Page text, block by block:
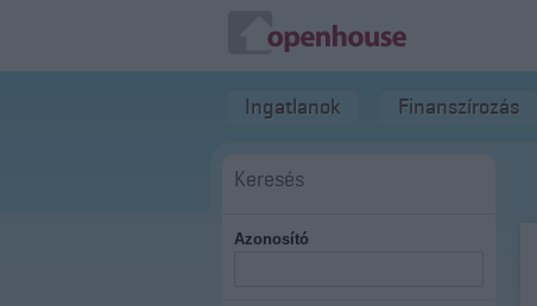
Ingatlanok Finanszírozás
Keresés
Azonosító